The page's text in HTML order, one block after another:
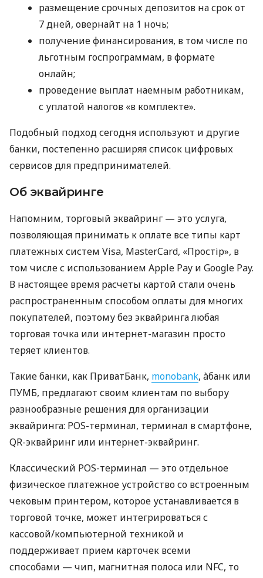
размещение срочных депозитов на срок от
7 дней, овернайт на 1 ночь;
получение финансирования, в том числе по
льготным госпрограммам, в формате
онлайн;
проведение выплат наемным работникам,
с уплатой налогов «в комплекте».
Подобный подход сегодня используют и другие
банки, постепенно расширяя список цифровых
сервисов для предпринимателей.
Об эквайринге
Напомним, торговый эквайринг — это услуга,
позволяющая принимать к оплате все типы карт
платежных систем Visa, MasterCard, «Простір», в
том числе с использованием Apple Pay и Google Pay.
В настоящее время расчеты картой стали очень
распространенным способом оплаты для многих
покупателей, поэтому без эквайринга любая
торговая точка или интернет-магазин просто
теряет клиентов.
Такие банки, как ПриватБанк, monobank, àбанк или
ПУМБ, предлагают своим клиентам по выбору
разнообразные решения для организации
эквайринга: POS-терминал, терминал в смартфоне,
QR-эквайринг или интернет-эквайринг.
Классический POS-терминал — это отдельное
физическое платежное устройство со встроенным
чековым принтером, которое устанавливается в
торговой точке, может интегрироваться с
кассовой/компьютерной техникой и
поддерживает прием карточек всеми
способами — чип, магнитная полоса или NFC, то